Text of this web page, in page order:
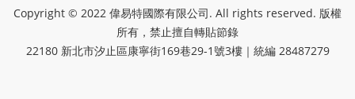
Copyright © 2022 偉易特國際有限公司. All rights reserved. 版權
所有，禁止擅自轉貼節錄
22180 新北市汐止區康寧街169巷29-1號3樓｜統編 28487279